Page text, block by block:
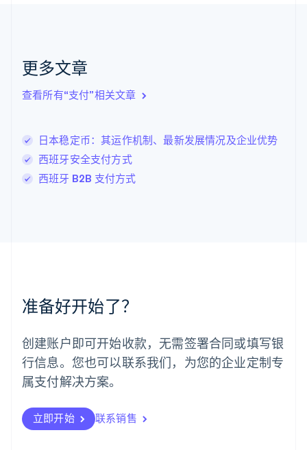
更多文章
查看所有“支付”相关文章
日本稳定币：其运作机制、最新发展情况及企业优势
西班牙安全支付方式
西班牙 B2B 支付方式
准备好开始了？
创建账户即可开始收款，无需签署合同或填写银
行信息。您也可以联系我们，为您的企业定制专
属支付解决方案。
立即开始 联系销售
English
English
卢森堡
罗马尼亚
English
挪威
葡萄牙
Português English
日本
日本語English
瑞典
瑞士
DeutschFrançais